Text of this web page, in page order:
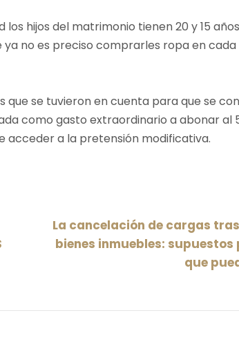
hijos del matrimonio tienen 20 y 15 años
no es preciso comprarles ropa en
que se tuvieron en cuenta para que se
como gasto extraordinario a abonar al
acceder a la pretensión modificativa.
La cancelación de cargas
bienes inmuebles:
que